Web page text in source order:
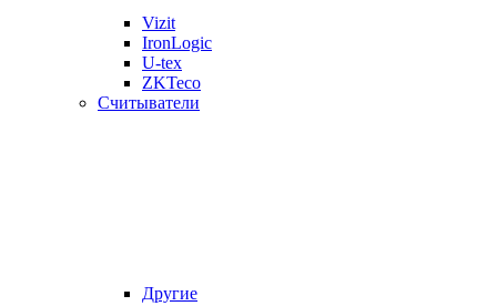
Vizit
IronLogic
U-tex
ZKTeco
Считыватели
Другие